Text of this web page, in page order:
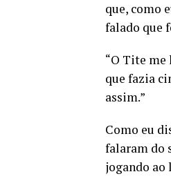
que, como
falado que
“O Tite me
que fazia
assim.”
Como eu
falaram do
jogando ao